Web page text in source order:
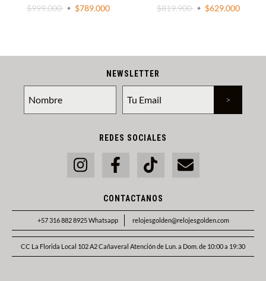
$999.000
$789.000
$819.900
$629.000
NEWSLETTER
REDES SOCIALES
CONTACTANOS
+57 316 882 8925 Whatsapp relojesgolden@relojesgolden.com
CC La Florida Local 102 A2 Cañaveral Atención de Lun. a Dom. de 10:00 a 19:30